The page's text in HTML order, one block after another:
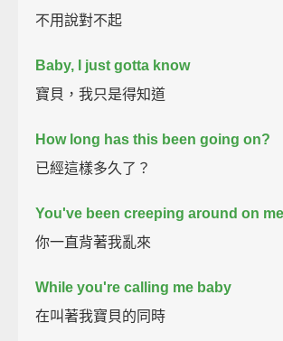
不用說對不起
Baby, I just gotta know
寶貝，我只是得知道
How long has this been going on?
已經這樣多久了？
You've been creeping around on me
你一直背著我亂來
While you're calling me baby
在叫著我寶貝的同時